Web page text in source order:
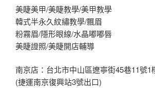
美睫美甲/美睫教學/美甲教學
韓式半永久紋繡教學/飄眉
粉霧眉/隱形眼線/水晶嘟嘟唇
美睫證照/美睫開店輔導
南京店：台北市中山區遼寧街45巷11號1
(捷運南京復興站3號出口)